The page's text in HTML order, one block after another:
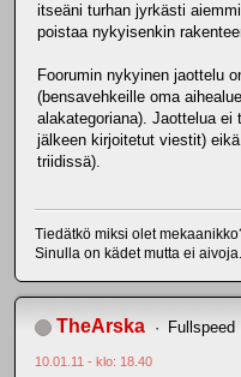
itseäni turhan jyrkästi
poistaa nykyisenkin
Foorumin nykyinen jaottelu
(bensavehkeille oma
alakategoriana). Jaottelua ei
jälkeen kirjoitetut viestit)
triidissä).
Tiedätkö miksi olet
Sinulla on kädet mutta ei
TheArska Fullspeed
10.01.11 - klo: 18.40